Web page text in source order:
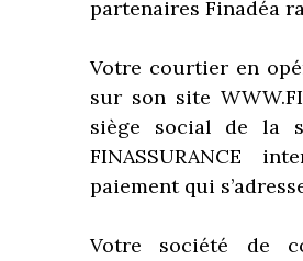
partenaires Finadéa
Votre courtier en
sur son site
siège social de la
FINASSURANCE
paiement qui
Votre société de